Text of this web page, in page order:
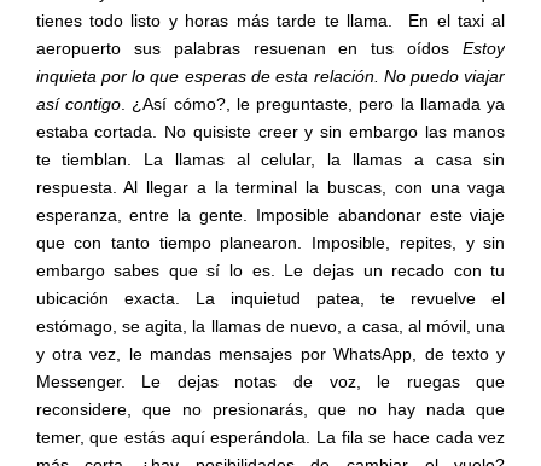
tienes todo listo y horas más tarde te llama.
En el taxi al
aeropuerto sus palabras resuenan en tus oídosEstoy
inquieta por lo que esperas de esta relación. No puedo viajar
así contigo. ¿Así cómo?, le preguntaste, pero la llamada ya
estaba cortada. No quisiste creer y sin embargo las manos
te tiemblan. La llamas al celular, la llamas a casa sin
respuesta. Al llegar a la terminal la buscas, con una vaga
esperanza, entre la gente. Imposible abandonar este viaje
que con tanto tiempo planearon. Imposible, repites, y sin
embargo sabes que sí lo es. Le dejas un recado con tu
ubicación exacta. La inquietud patea, te revuelve el
estómago, se agita, la llamas de nuevo, a casa, al móvil, una
y otra vez, le mandas mensajes por WhatsApp, de texto y
Messenger. Le dejas notas de voz, le ruegas que
reconsidere, que no presionarás, que no hay nada que
temer, que estás aquí esperándola. La fila se hace cada vez